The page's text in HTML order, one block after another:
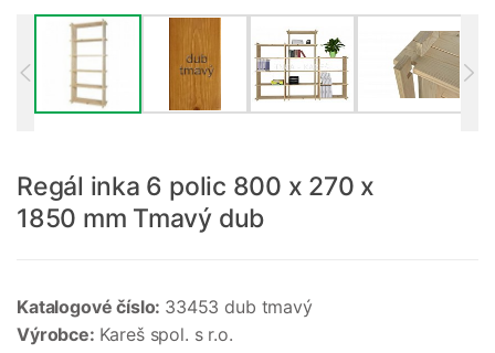
Regál inka 6 polic 800 x 270 x
1850 mm Tmavý dub
Katalogové číslo: 33453 dub tmavý
Výrobce: Kareš spol. s r.o.